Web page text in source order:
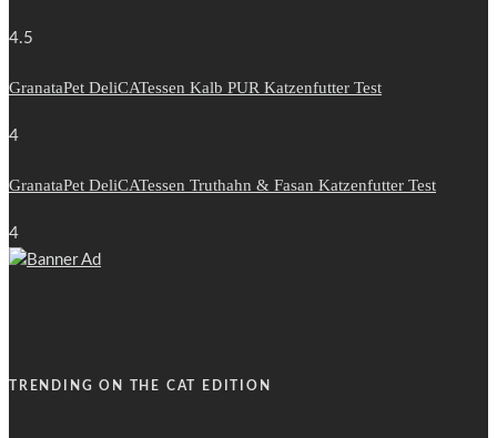
4.5
GranataPet DeliCATessen Kalb PUR Katzenfutter Test
4
GranataPet DeliCATessen Truthahn & Fasan Katzenfutter Test
4
TRENDING ON THE CAT EDITION